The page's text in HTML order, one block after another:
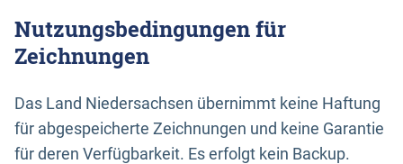
Nutzungsbedingungen für
Zeichnungen
Das Land Niedersachsen übernimmt keine Haftung
für abgespeicherte Zeichnungen und keine Garantie
für deren Verfügbarkeit. Es erfolgt kein Backup.